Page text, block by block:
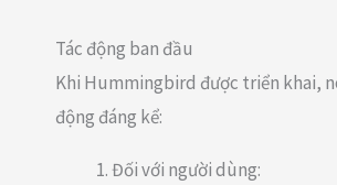
Tác động ban đầu
Khi Hummingbird được triển khai,
động đáng kể:
Đối với người dùng: